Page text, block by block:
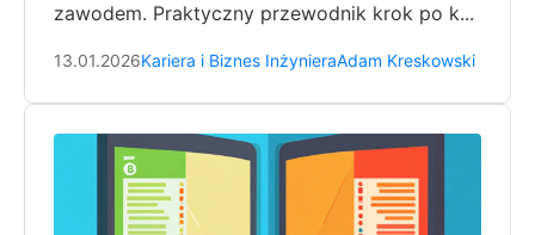
zawodem. Praktyczny przewodnik krok po k...
13.01.2026Kariera i Biznes InżynieraAdam Kreskowski